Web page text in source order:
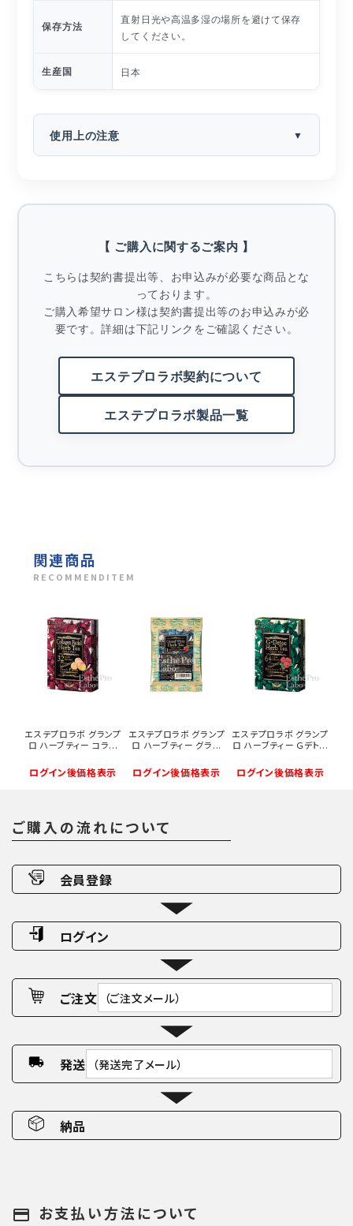
保存方法
直射日光や高温多湿の場所を避けて保存
してください。
生産国 日本
使用上の注意
【 ご購入に関するご案内 】
こちらは契約書提出等、お申込みが必要な商品とな
っております。
ご購入希望サロン様は契約書提出等のお申込みが必
要です。詳細は下記リンクをご確認ください。
エステプロラボ契約について
エステプロラボ製品一覧
関連商品
RECOMMENDITEM
エステプロラボ グランプ
ロ ハーブティー コラ...
ログイン後価格表示
エステプロラボ グランプ
ロ ハーブティー グラ...
ログイン後価格表示
エステプロラボ グランプ
ロ ハーブティー Ｇデト...
ログイン後価格表示
ご購入の流れについて
会員登録
ログイン
ご注文 （ご注文メール）
発送 （発送完了メール）
納品
payment お支払い方法について